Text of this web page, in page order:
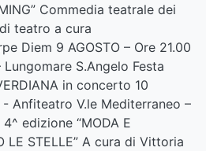
Commedia teatrale dei
teatro a cura
Diem 9 AGOSTO – Ore 21.00
Lungomare S.Angelo Festa
in concerto 10
- Anfiteatro V.le Mediterraneo –
edizione “MODA E
LE STELLE” A cura di Vittoria